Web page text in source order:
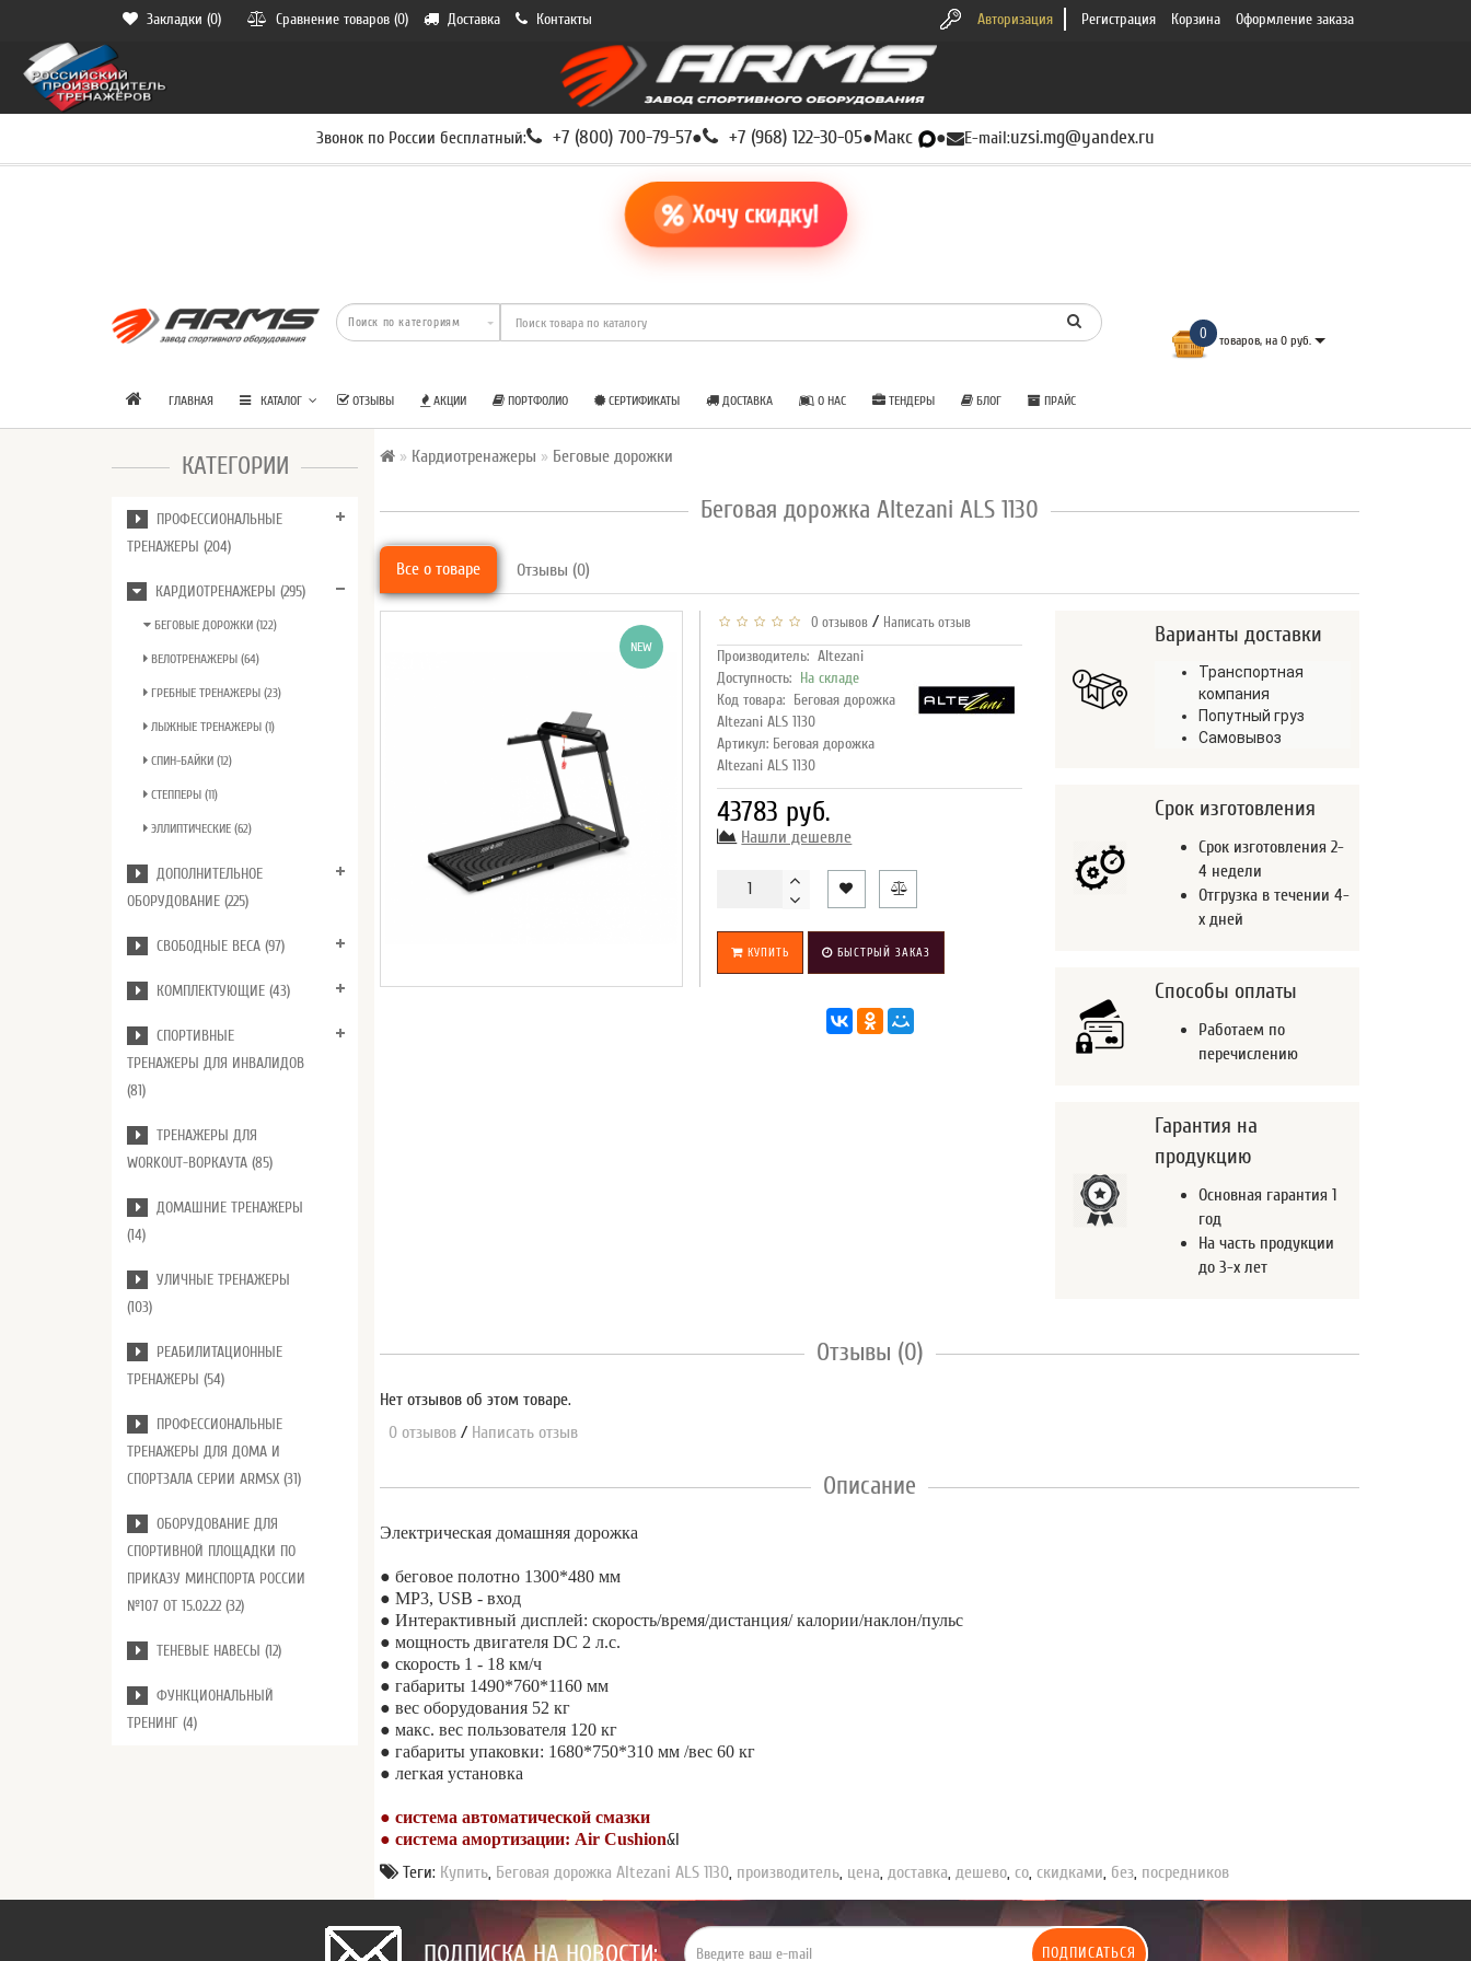
Закладки (0) Сравнение товаров (0) Доставка Контакты Авторизация Регистрация Корзина Оформление заказа
Звонок по России бесплатный: +7 (800) 700-79-57● +7 (968) 122-30-05●Макс ● E-mail:uzsi.mg@yandex.ru
Хочу скидку!
0 товаров, на 0 руб.
ГЛАВНАЯ КАТАЛОГ ОТЗЫВЫ АКЦИИ ПОРТФОЛИО СЕРТИФИКАТЫ ДОСТАВКА О НАС ТЕНДЕРЫ БЛОГ ПРАЙС
КАТЕГОРИИ
ПРОФЕССИОНАЛЬНЫЕ
ТРЕНАЖЕРЫ (204)
КАРДИОТРЕНАЖЕРЫ (295)
БЕГОВЫЕ ДОРОЖКИ (122)
ВЕЛОТРЕНАЖЕРЫ (64)
ГРЕБНЫЕ ТРЕНАЖЕРЫ (23)
ЛЫЖНЫЕ ТРЕНАЖЕРЫ (1)
СПИН-БАЙКИ (12)
СТЕППЕРЫ (11)
ЭЛЛИПТИЧЕСКИЕ (62)
ДОПОЛНИТЕЛЬНОЕ
ОБОРУДОВАНИЕ (225)
СВОБОДНЫЕ ВЕСА (97)
КОМПЛЕКТУЮЩИЕ (43)
СПОРТИВНЫЕ
ТРЕНАЖЕРЫ ДЛЯ ИНВАЛИДОВ
(81)
ТРЕНАЖЕРЫ ДЛЯ
WORKOUT-ВОРКАУТА (85)
ДОМАШНИЕ ТРЕНАЖЕРЫ
(14)
УЛИЧНЫЕ ТРЕНАЖЕРЫ
(103)
РЕАБИЛИТАЦИОННЫЕ
ТРЕНАЖЕРЫ (54)
ПРОФЕССИОНАЛЬНЫЕ
ТРЕНАЖЕРЫ ДЛЯ ДОМА И
СПОРТЗАЛА СЕРИИ ARMSX (31)
ОБОРУДОВАНИЕ ДЛЯ
СПОРТИВНОЙ ПЛОЩАДКИ ПО
ПРИКАЗУ МИНСПОРТА РОССИИ
№107 ОТ 15.02.22 (32)
ТЕНЕВЫЕ НАВЕСЫ (12)
ФУНКЦИОНАЛЬНЫЙ
ТРЕНИНГ (4)
Кардиотренажеры Беговые дорожки
Беговая дорожка Altezani ALS 1130
Все о товаре Отзывы (0)
NEW
0 отзывов / Написать отзыв
Производитель: Altezani
Доступность: На складе
Код товара: Беговая дорожка
Altezani ALS 1130
Артикул: Беговая дорожка
Altezani ALS 1130
43783 руб.
Нашли дешевле
КУПИТЬ БЫСТРЫЙ ЗАКАЗ
Варианты доставки
Транспортная
компания
Попутный груз
Самовывоз
Срок изготовления
Срок изготовления 2-
4 недели
Отгрузка в течении 4-
х дней
Способы оплаты
Работаем по
перечислению
Гарантия на
продукцию
Основная гарантия 1
год
На часть продукции
до 3-х лет
Отзывы (0)
Нет отзывов об этом товаре.
0 отзывов / Написать отзыв
Описание
Электрическая домашняя дорожка
● беговое полотно 1300*480 мм
● MP3, USB - вход
● Интерактивный дисплей: скорость/время/дистанция/ калории/наклон/пульс
● мощность двигателя DC 2 л.с.
● скорость 1 - 18 км/ч
● габариты 1490*760*1160 мм
● вес оборудования 52 кг
● макс. вес пользователя 120 кг
● габариты упаковки: 1680*750*310 мм /вес 60 кг
● легкая установка
● система автоматической смазки
● система амортизации: Air Cushion&l
Теги: Купить, Беговая дорожка Altezani ALS 1130, производитель, цена,доставка,дешево, со, скидками, без, посредников
ПОДПИСКА НА НОВОСТИ: ПОДПИСАТЬСЯ